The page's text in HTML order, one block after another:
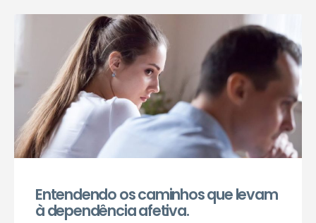
Agendar consulta
Entendendo os caminhos que levam
à dependência afetiva.